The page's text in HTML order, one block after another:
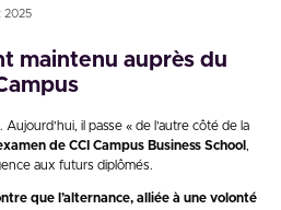
2025
maintenu auprès du
il passe « de l’autre côté de la
de CCI Campus Business School ,
aux futurs diplômés.
que l’alternance, alliée à une volonté